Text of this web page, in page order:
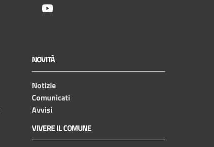
NOVITÀ
Notizie
Comunicati
Avvisi
VIVERE IL COMUNE